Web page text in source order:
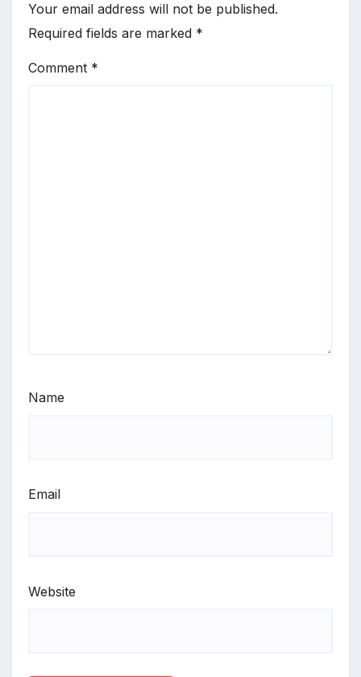
Your email address will not be published.
Required fields are marked *
Comment *
Name
Email
Website